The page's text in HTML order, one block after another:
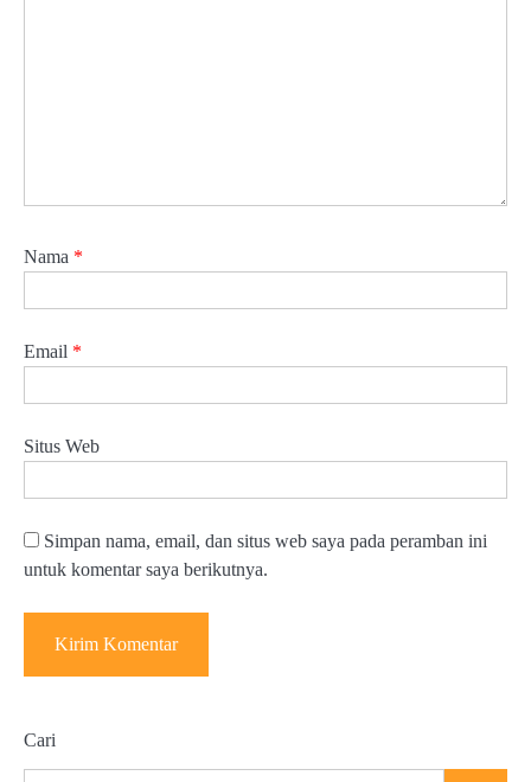
Nama *
Email *
Situs Web
Simpan nama, email, dan situs web saya pada peramban ini
untuk komentar saya berikutnya.
Cari